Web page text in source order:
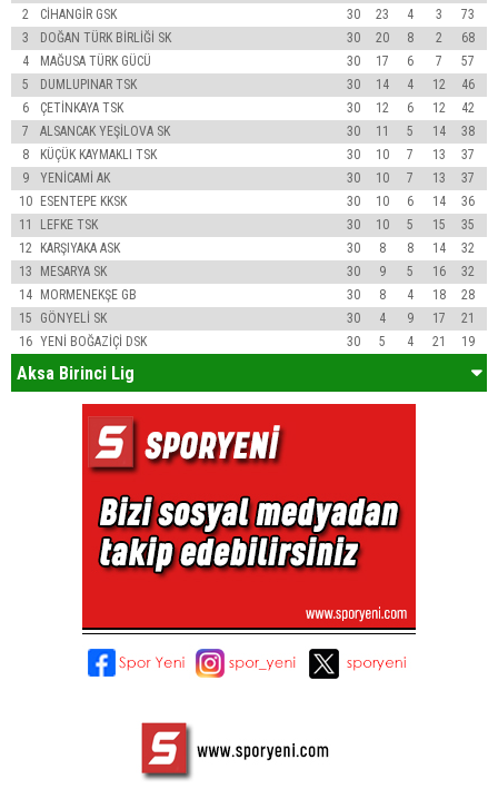
2
CİHANGİR GSK 30 23 4 3
73
3
DOĞAN TÜRK BİRLİĞİ SK 30 20 8 2
68
4
MAĞUSA TÜRK GÜCÜ 30 17 6 7
57
5
DUMLUPINAR TSK 30 14 4 12
46
6
ÇETİNKAYA TSK 30 12 6 12
42
7
ALSANCAK YEŞİLOVA SK 30 11 5 14
38
8
KÜÇÜK KAYMAKLI TSK 30 10 7 13
37
9
YENİCAMİ AK 30 10 7 13
37
10 ESENTEPE KKSK 30 10 6 14
36
11
LEFKE TSK 30 10 5 15
35
12
KARŞIYAKA ASK 30 8 8 14
32
13
MESARYA SK 30 9 5 16
32
14 MORMENEKŞE GB 30 8 4 18
28
15
GÖNYELİ SK 30 4 9 17
21
16 YENİ BOĞAZİÇİ DSK 30 5 4 21 19
Aksa Birinci Lig